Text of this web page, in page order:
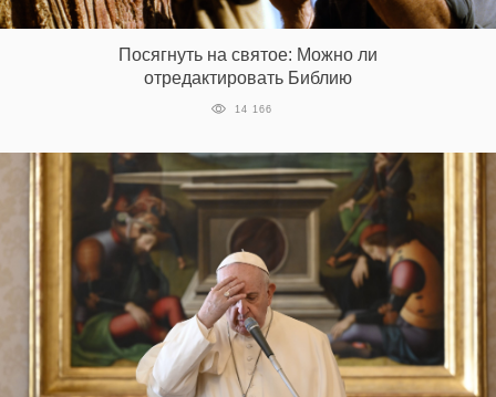
Посягнуть на святое: Можно ли
отредактировать Библию
14 166